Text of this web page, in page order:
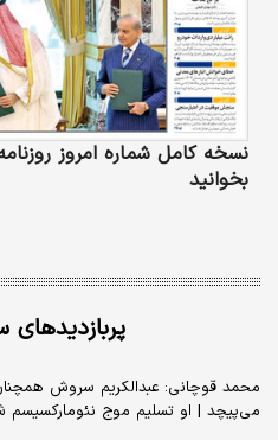
نسخه کامل شماره امروز
بخوانید
محمد قوچانی: عبدالکریم سروش
می‌پیچد | او تسلیم موج